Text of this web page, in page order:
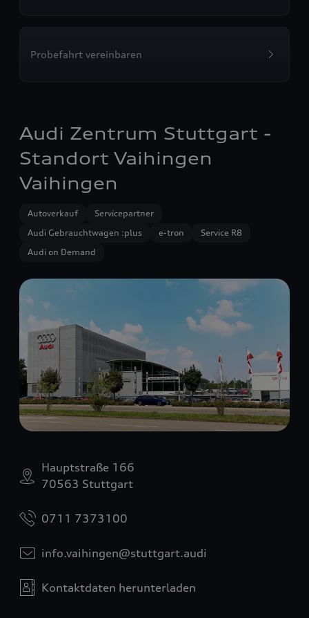
Probefahrt vereinbaren
Audi Zentrum Stuttgart -
Standort Vaihingen
Vaihingen
Autoverkauf
Servicepartner
Audi Gebrauchtwagen :plus
e-tron
Service R8
Audi on Demand
Hauptstraße 166
70563 Stuttgart
0711 7373100
info.vaihingen@stuttgart.audi
Kontaktdaten herunterladen